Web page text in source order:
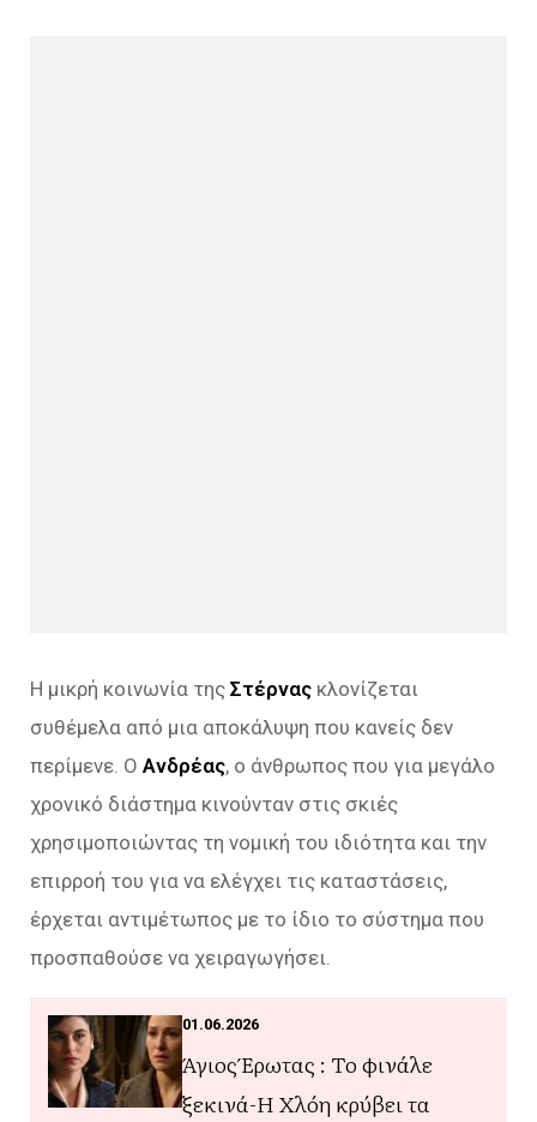
Η μικρή κοινωνία της Στέρνας κλονίζεται
συθέμελα από μια αποκάλυψη που κανείς δεν
περίμενε. Ο Ανδρέας, ο άνθρωπος που για μεγάλο
χρονικό διάστημα κινούνταν στις σκιές
χρησιμοποιώντας τη νομική του ιδιότητα και την
επιρροή του για να ελέγχει τις καταστάσεις,
έρχεται αντιμέτωπος με το ίδιο το σύστημα που
προσπαθούσε να χειραγωγήσει.
01.06.2026
Άγιος Έρωτας : Το φινάλε
ξεκινά-Η Χλόη κρύβει τα